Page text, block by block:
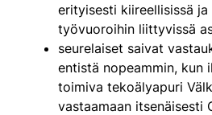
erityisesti kiireellisissä ja
työvuoroihin liittyvissä
seurelaiset saivat
entistä nopeammin, kun
toimiva tekoälyapuri
vastaamaan itsenäisesti